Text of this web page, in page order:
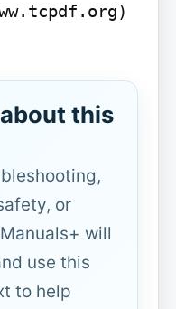
this
or
will
use this
to help